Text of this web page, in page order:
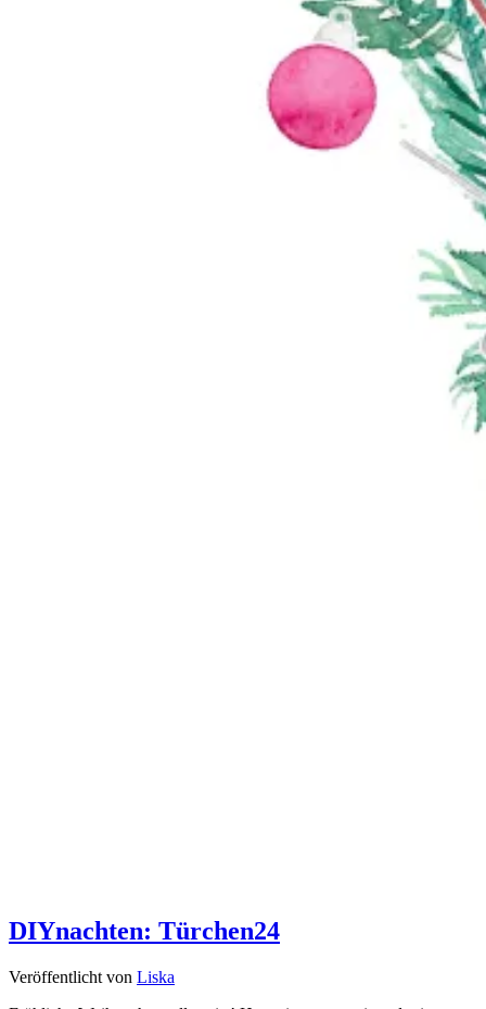
DIYnachten: Türchen24
Veröffentlicht von Liska